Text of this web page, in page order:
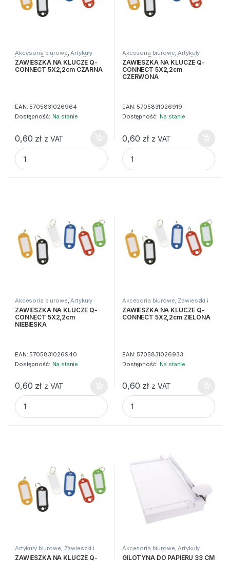
Akcesoria biurowe,Artykuły
biurowe,Zawieszki i szafki na
klucze
ZAWIESZKA NA KLUCZE Q-
CONNECT 5X2,2cm CZARNA
EAN: 5705831026964
Dostępność: Na stanie
0,60 zł z VAT
ZAWIESZKA NA KLUCZE Q-CONNECT 5X2,2cm CZARNA
Akcesoria biurowe,Artykuły
biurowe,Zawieszki i szafki na
klucze
ZAWIESZKA NA KLUCZE Q-
CONNECT 5X2,2cm
CZERWONA
EAN: 5705831026919
Dostępność: Na stanie
0,60 zł z VAT
ZAWIESZKA NA KLUCZE Q-
Akcesoria biurowe,Artykuły
biurowe,Zawieszki i szafki na
klucze
ZAWIESZKA NA KLUCZE Q-
CONNECT 5X2,2cm
NIEBIESKA
EAN: 5705831026940
Dostępność: Na stanie
0,60 zł z VAT
ZAWIESZKA NA KLUCZE Q-CONNECT 5X2,2cm
Akcesoria biurowe, Zawieszki i
szafki na klucze
ZAWIESZKA NA KLUCZE Q-
CONNECT 5X2,2cm ZIELONA
EAN: 5705831026933
Dostępność: Na stanie
0,60 zł z VAT
ZAWIESZKA NA KLUCZE Q-
Artykuły biurowe, Zawieszki i
szafki na klucze
ZAWIESZKA NA KLUCZE Q-
Akcesoria biurowe,Artykuły
biurowe,Sprzęt biurowy
GILOTYNA DO PAPIERU 33 CM